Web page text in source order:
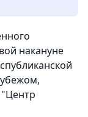
накануне